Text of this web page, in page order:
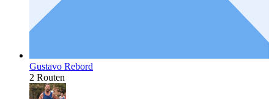
Gustavo Rebord
2 Routen